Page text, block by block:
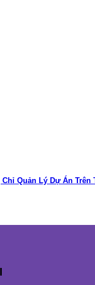
Quản Lý Dự Án Trên